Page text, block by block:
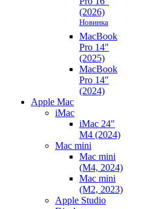
(2026)
Новинка
MacBook
Pro 14"
(2025)
MacBook
Pro 14"
(2024)
Apple Mac
iMac
iMac 24"
M4 (2024)
Mac mini
Mac mini
(M4, 2024)
Mac mini
(M2, 2023)
Apple Studio